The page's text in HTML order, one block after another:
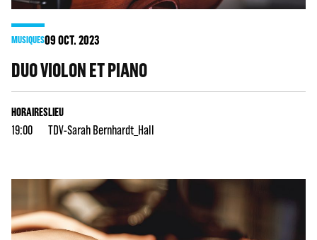
MUSIQUES09OCT. 2023
DUO VIOLON ET PIANO
HORAIRES
19:00
LIEU
TDV-Sarah Bernhardt_Hall